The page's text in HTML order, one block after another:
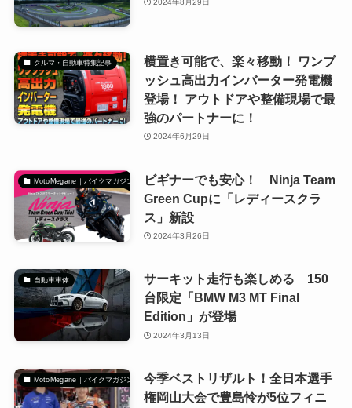
クルマ・自動車特集記事
横置き可能で、楽々移動！ ワンプ
ッシュ高出力インバーター発電機
登場！ アウトドアや整備現場で最
強のパートナーに！
2024年6月29日
MotoMegane｜バイクマガジン
ビギナーでも安心！ Ninja Team
Green Cupに「レディースクラ
ス」新設
2024年3月26日
自動車車体
サーキット走行も楽しめる 150
台限定「BMW M3 MT Final
Edition」が登場
2024年3月13日
MotoMegane｜バイクマガジン
今季ベストリザルト！全日本選手
権岡山大会で豊島怜が5位フィニ